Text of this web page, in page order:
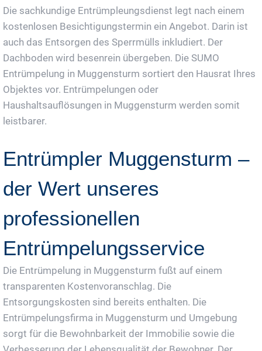
Die sachkundige Entrümpleungsdienst legt nach einem
kostenlosen Besichtigungstermin ein Angebot. Darin ist
auch das Entsorgen des Sperrmülls inkludiert. Der
Dachboden wird besenrein übergeben. Die SUMO
Entrümpelung in Muggensturm sortiert den Hausrat Ihres
Objektes vor. Entrümpelungen oder
Haushaltsauflösungen in Muggensturm werden somit
leistbarer.
Entrümpler Muggensturm –
der Wert unseres
professionellen
Entrümpelungsservice
Die Entrümpelung in Muggensturm fußt auf einem
transparenten Kostenvoranschlag. Die
Entsorgungskosten sind bereits enthalten. Die
Entrümpelungsfirma in Muggensturm und Umgebung
sorgt für die Bewohnbarkeit der Immobilie sowie die